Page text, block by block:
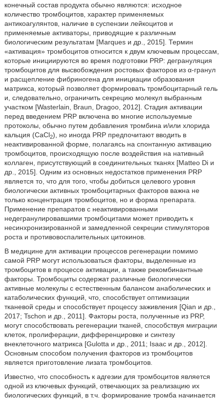
конечный состав продукта обычно являются: исходное
количество тромбоцитов, характер применяемых
антикоагулянтов, наличие в суспензии лейкоцитов и
применяемые активаторы, приводящие к различным
биологическим результатам [Marques и др., 2015]. Термин
«активация» тромбоцитов относится к двум ключевым процессам,
которые инициируются во время подготовки PRP: дегрануляция
тромбоцитов для высвобождения ростовых факторов из α-гранул
и расщепление фибриногена для инициации образования
матрикса, который позволяет формировать тромбоцитарный гель
и, следовательно, ограничить секрецию молекул выбранным
участком [Wasterlain, Braun, Dragoo, 2012]. Стадия активации
перед введением PRP включена во многие используемые
протоколы, обычно путем добавления тромбина и/или хлорида
кальция (CaCl2), но иногда PRP предпочитают вводить в
неактивированной форме, полагаясь на спонтанную активацию
тромбоцитов, происходящую после воздействия на нативный
коллаген, присутствующий в соединительных тканях [Matteo Di и
др., 2015]. Одним из основных недостатков применения PRP
является то, что для того, чтобы добиться целевого уровня
биологически активных тромбоцитарных факторов важна не
только концентрация тромбоцитов, но и форма препарата.
Применение препаратов с неактивированными
недегранулировавшими тромбоцитами может приводить к
несинхронизированной и замедленной секреции стимуляторов
роста и противовоспалительных цитокинов.
В медицине для активации процессов регенерации помимо
самой PRP могут использоваться факторы, выделенные из
тромбоцитов в процессе активации, а также рекомбинантные
факторы. Тромбоциты содержат различные биологически
активные молекулы с естественным балансом анаболических и
катаболических функций, что, способствует оптимизации
тканевой среды и способствует процессу заживления [Qian и др.,
2017; Tschon и др., 2011]. Факторы роста, полученные из PRP,
могут способствовать регенерации тканей, способствуя миграции
клеток, пролиферации, дифференцировке и синтезу
внеклеточного матрикса [Gulotta и др., 2011; Isaac и др., 2012].
Основным способом получения факторов из тромбоцитов
является приготовление лизата тромбоцитов.
Известно, что способность к адгезии для тромбоцитов является
одной из ключевых функций, отвечающих за реализацию их
биологических функций, в т.ч. формирование тромба начинается